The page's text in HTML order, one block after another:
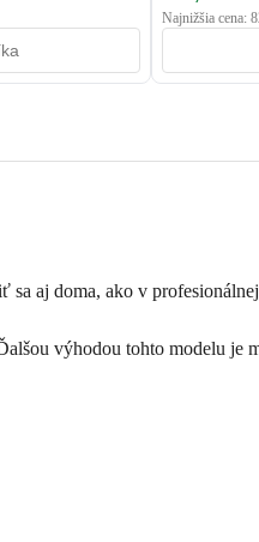
Najnižšia cena:
aj doma, ako v
výhodou tohto modelu je